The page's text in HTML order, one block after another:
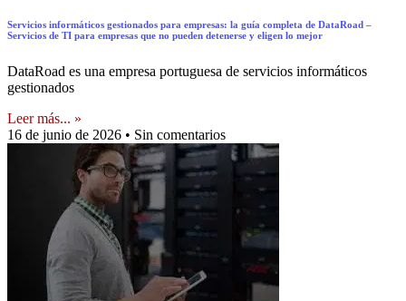
Servicios informáticos gestionados para empresas: la guía completa de DataRoad –
Servicios de TI para empresas que no pueden detenerse y eligen lo mejor
DataRoad es una empresa portuguesa de servicios informáticos
gestionados
Leer más... »
16 de junio de 2026
Sin comentarios